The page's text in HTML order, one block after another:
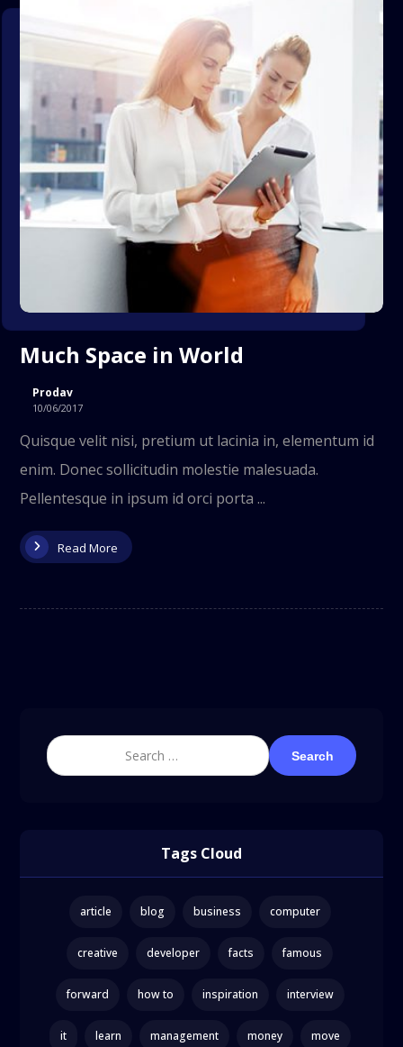
Much Space in World
Prodav
10/06/2017
Quisque velit nisi, pretium ut lacinia in, elementum id
enim. Donec sollicitudin molestie malesuada.
Pellentesque in ipsum id orci porta ...
Read More
Search
Tags Cloud
article blog business computer
creative developer facts famous
forward how to inspiration interview
it learn management money move